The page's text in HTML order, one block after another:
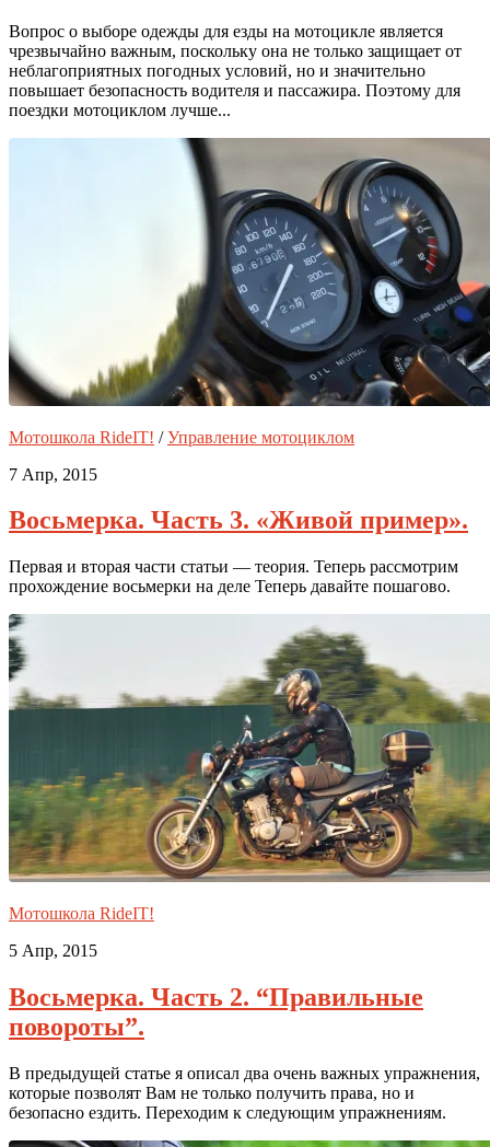
Вопрос о выборе одежды для езды на мотоцикле является
чрезвычайно важным, поскольку она не только защищает от
неблагоприятных погодных условий, но и значительно
повышает безопасность водителя и пассажира. Поэтому для
поездки мотоциклом лучше...
Мотошкола RideIT! /Управление мотоциклом
7 Апр, 2015
Восьмерка. Часть 3. «Живой пример».
Первая и вторая части статьи — теория. Теперь рассмотрим
прохождение восьмерки на деле Теперь давайте пошагово.
Мотошкола RideIT!
5 Апр, 2015
Восьмерка. Часть 2. “Правильные
повороты”.
В предыдущей статье я описал два очень важных упражнения,
которые позволят Вам не только получить права, но и
безопасно ездить. Переходим к следующим упражнениям.